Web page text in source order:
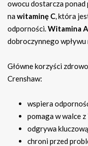
owocu dostarcza
nawitaminę C, która
odporności.Witamina A
dobroczynnego wpływu
Główne korzyści
Crenshaw:
wspiera
pomaga w walce
odgrywa
chroni przed